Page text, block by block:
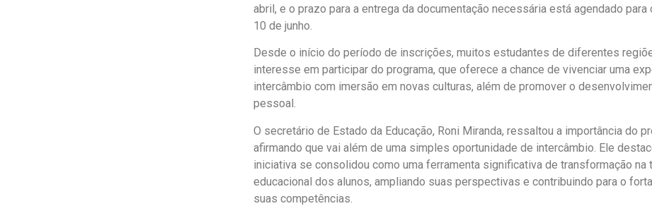
abril, e o prazo para a entrega da documentação necessária está agendado
10 de junho.
Desde o início do período de inscrições, muitos estudantes de diferentes
interesse em participar do programa, que oferece a chance de vivenciar uma
intercâmbio com imersão em novas culturas, além de promover o
pessoal.
O secretário de Estado da Educação, Roni Miranda, ressaltou a importância do
afirmando que vai além de uma simples oportunidade de intercâmbio. Ele
iniciativa se consolidou como uma ferramenta significativa de transformação na
educacional dos alunos, ampliando suas perspectivas e contribuindo para o
suas competências.